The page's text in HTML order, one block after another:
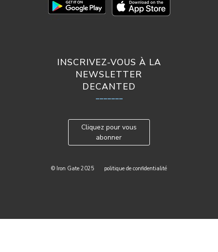
INSCRIVEZ-VOUS À LA
NEWSLETTER
DECANTED
_______
Cliquez pour vous
abonner
© Iron Gate 2025 politique de confidentialité